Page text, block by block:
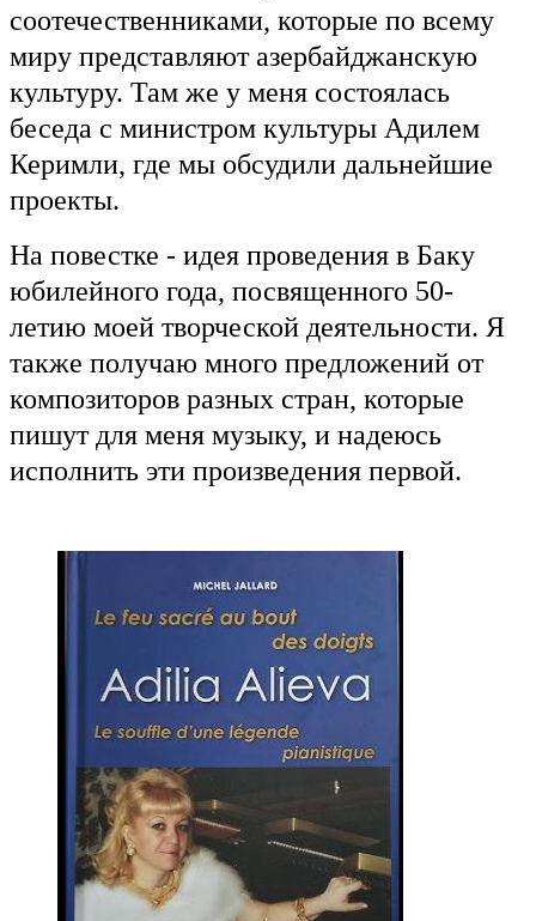
соотечественниками, которые по всему
миру представляют азербайджанскую
культуру. Там же у меня состоялась
беседа с министром культуры Адилем
Керимли, где мы обсудили дальнейшие
проекты.
На повестке - идея проведения в Баку
юбилейного года, посвященного 50-
летию моей творческой деятельности. Я
также получаю много предложений от
композиторов разных стран, которые
пишут для меня музыку, и надеюсь
исполнить эти произведения первой.